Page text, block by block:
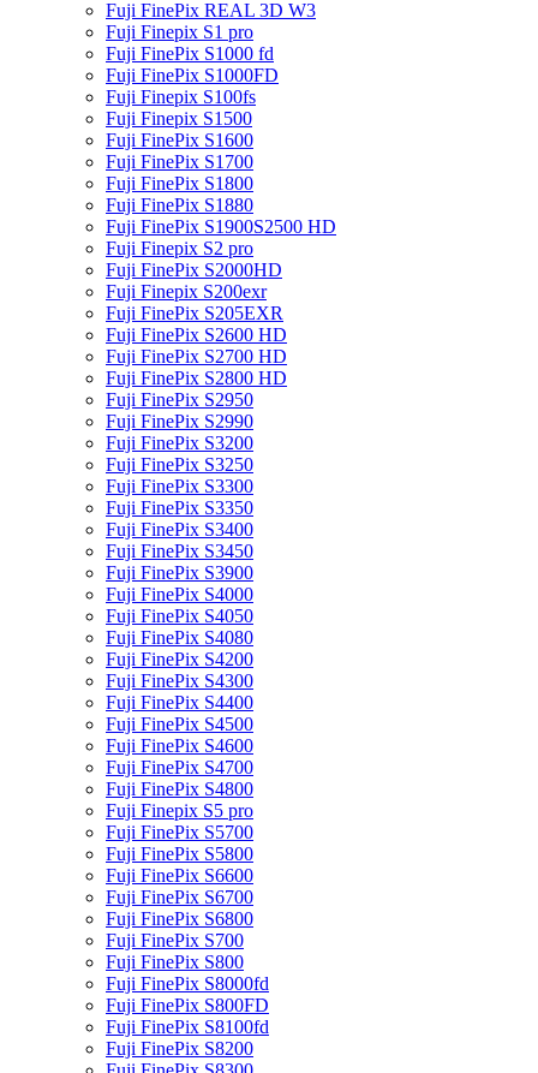
Fuji FinePix REAL 3D W3
Fuji Finepix S1 pro
Fuji FinePix S1000 fd
Fuji FinePix S1000FD
Fuji Finepix S100fs
Fuji Finepix S1500
Fuji FinePix S1600
Fuji FinePix S1700
Fuji FinePix S1800
Fuji FinePix S1880
Fuji FinePix S1900S2500 HD
Fuji Finepix S2 pro
Fuji FinePix S2000HD
Fuji Finepix S200exr
Fuji FinePix S205EXR
Fuji FinePix S2600 HD
Fuji FinePix S2700 HD
Fuji FinePix S2800 HD
Fuji FinePix S2950
Fuji FinePix S2990
Fuji FinePix S3200
Fuji FinePix S3250
Fuji FinePix S3300
Fuji FinePix S3350
Fuji FinePix S3400
Fuji FinePix S3450
Fuji FinePix S3900
Fuji FinePix S4000
Fuji FinePix S4050
Fuji FinePix S4080
Fuji FinePix S4200
Fuji FinePix S4300
Fuji FinePix S4400
Fuji FinePix S4500
Fuji FinePix S4600
Fuji FinePix S4700
Fuji FinePix S4800
Fuji Finepix S5 pro
Fuji FinePix S5700
Fuji FinePix S5800
Fuji FinePix S6600
Fuji FinePix S6700
Fuji FinePix S6800
Fuji FinePix S700
Fuji FinePix S800
Fuji FinePix S8000fd
Fuji FinePix S800FD
Fuji FinePix S8100fd
Fuji FinePix S8200